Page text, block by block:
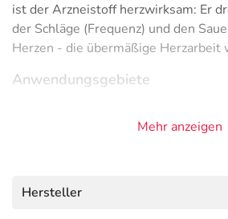
ist der Arzneistoff herzwirksam: Er
der Schläge (Frequenz) und den
Herzen - die übermäßige Herzarbeit
Anwendungsgebiete
- Koronare Herzkrankheit
Gegenanzeigen
Mehr anzeigen
Hersteller